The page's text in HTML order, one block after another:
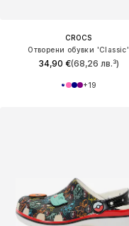
CROCS
Отворени обувки 'Classic'
34,90 €(68,26 лв.³)
+19